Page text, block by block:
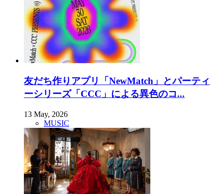
友だち作りアプリ「NewMatch」とパーティ
ーシリーズ「CCC」による異色のコ...
13 May, 2026
MUSIC